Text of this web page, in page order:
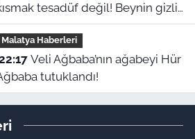
tesadüf değil! Beynin gizli
Malatya Haberleri
Veli Ağbaba’nın ağabeyi Hür
tutuklandı!